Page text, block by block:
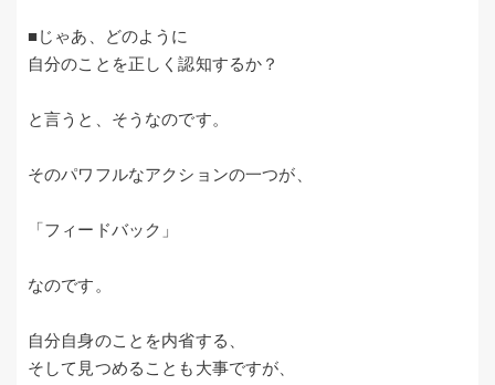
■じゃあ、どのように
自分のことを正しく認知するか？
と言うと、そうなのです。
そのパワフルなアクションの一つが、
「フィードバック」
なのです。
自分自身のことを内省する、
そして見つめることも大事ですが、